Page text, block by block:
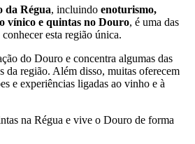
da Régua, incluindo enoturismo,
vínico e quintas no Douro, é uma das
esta região única.
do Douro e concentra algumas das
da região. Além disso, muitas oferecem
e experiências ligadas ao vinho e à
na Régua e vive o Douro de forma